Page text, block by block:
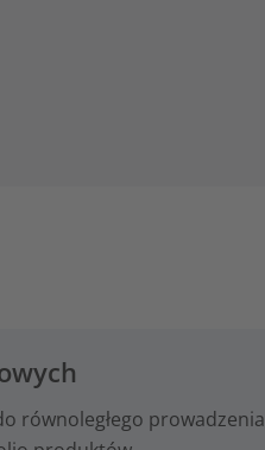
równoległego prowadzenia